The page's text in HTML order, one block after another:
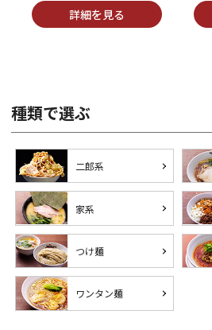
種類で選ぶ
二郎系
家系
つけ麺
ワンタン麺